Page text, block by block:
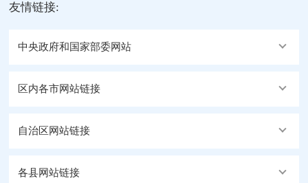
友情链接:
中央政府和国家部委网站
区内各市网站链接
自治区网站链接
各县网站链接